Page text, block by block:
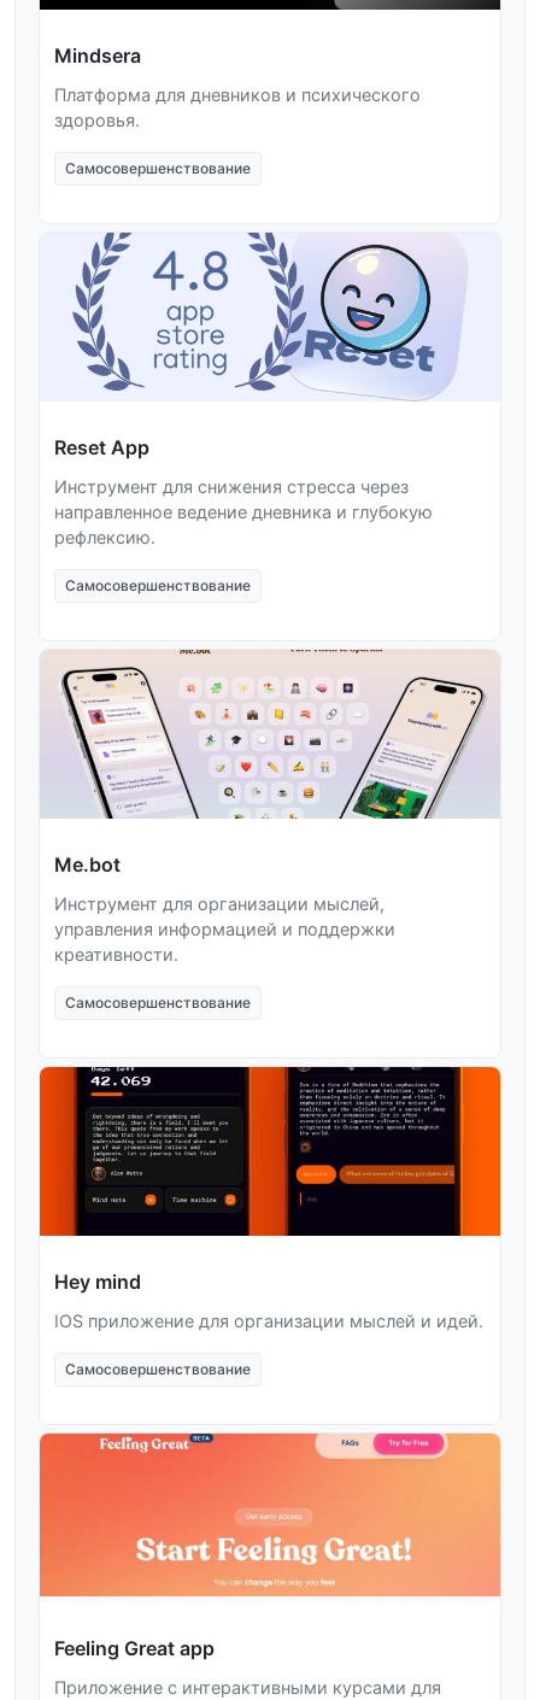
Mindsera
Платформа для дневников и психического
здоровья.
Самосовершенствование
Reset App
Инструмент для снижения стресса через
направленное ведение дневника и глубокую
рефлексию.
Самосовершенствование
Me.bot
Инструмент для организации мыслей,
управления информацией и поддержки
креативности.
Самосовершенствование
Hey mind
IOS приложение для организации мыслей и идей.
Самосовершенствование
Feeling Great app
Приложение с интерактивными курсами для